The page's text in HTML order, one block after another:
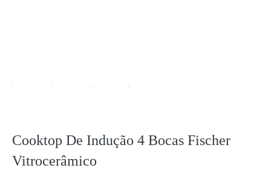
Cooktop De Indução 4 Bocas Fischer
Vitrocerâmico